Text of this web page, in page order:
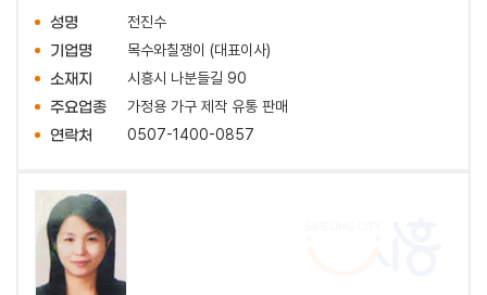
성명 전진수
기업명 목수와칠쟁이 (대표이사)
소재지 시흥시 나분들길 90
주요업종 가정용 가구 제작 유통 판매
연락처 0507-1400-0857